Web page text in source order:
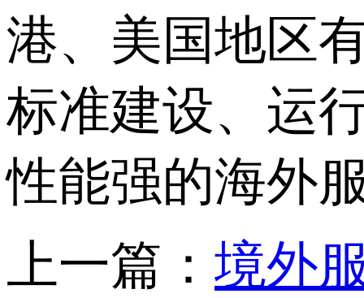
港、美国地区
标准建设、运
性能强的海外
上一篇：境外